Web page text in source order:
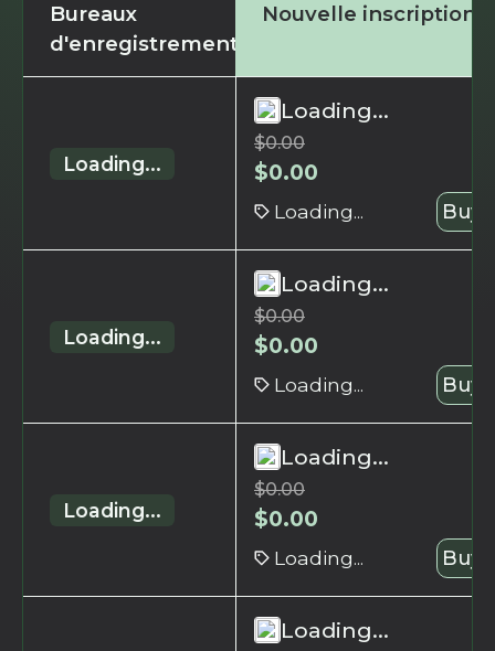
Bureaux
d'enregistrement
Nouvelle inscription
Loading...
Loading...
$0.00
$0.00
Loading... Buy
Loading...
Loading...
$0.00
$0.00
Loading... Buy
Loading...
Loading...
$0.00
$0.00
Loading... Buy
Loading...